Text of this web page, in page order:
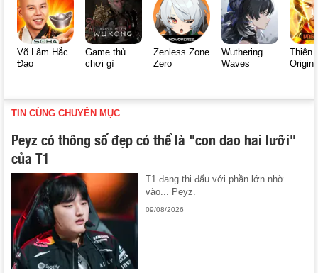
Võ Lâm Hắc
Đạo
Game thủ
chơi gì
Zenless Zone
Zero
Wuthering
Waves
Thiên
Origin
TIN CÙNG CHUYÊN MỤC
Peyz có thông số đẹp có thể là "con dao hai lưỡi"
của T1
T1 đang thi đấu với phần lớn nhờ
vào... Peyz.
09/08/2026